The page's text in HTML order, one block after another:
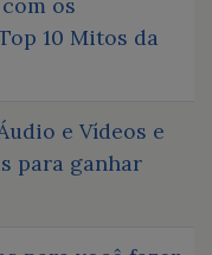
10 Mitos da
e Vídeos e
para ganhar